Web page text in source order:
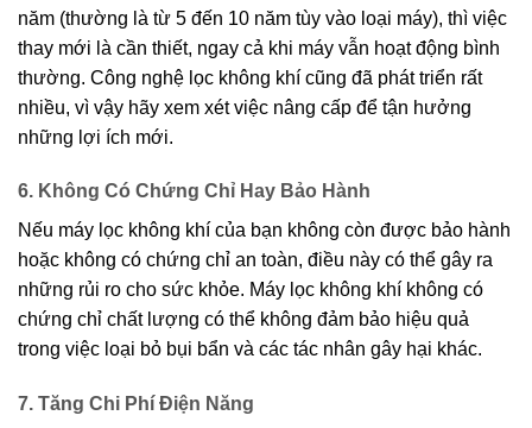
năm (thường là từ 5 đến 10 năm tùy vào loại máy), thì việc
thay mới là cần thiết, ngay cả khi máy vẫn hoạt động bình
thường. Công nghệ lọc không khí cũng đã phát triển rất
nhiều, vì vậy hãy xem xét việc nâng cấp để tận hưởng
những lợi ích mới.
6. Không Có Chứng Chỉ Hay Bảo Hành
Nếu máy lọc không khí của bạn không còn được bảo hành
hoặc không có chứng chỉ an toàn, điều này có thể gây ra
những rủi ro cho sức khỏe. Máy lọc không khí không có
chứng chỉ chất lượng có thể không đảm bảo hiệu quả
trong việc loại bỏ bụi bẩn và các tác nhân gây hại khác.
7. Tăng Chi Phí Điện Năng